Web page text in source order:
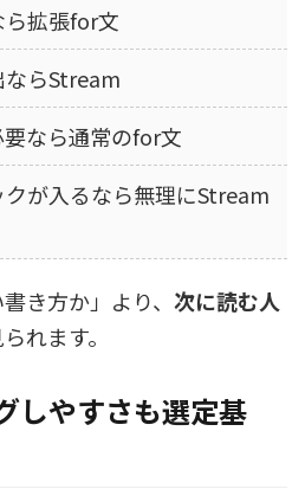
ら拡張for文
らStream
なら通常のfor文
が入るなら無理にStream
き方か」より、 次に読む人
れます。
しやすさも選定基